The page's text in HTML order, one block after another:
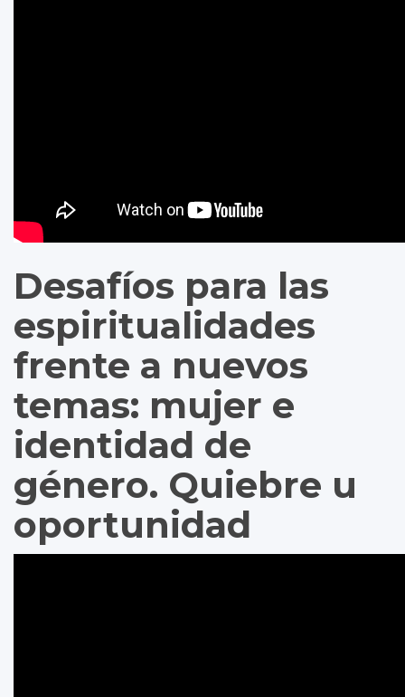
Desafíos para las
espiritualidades
frente a nuevos
temas: mujer e
identidad de
género. Quiebre u
oportunidad